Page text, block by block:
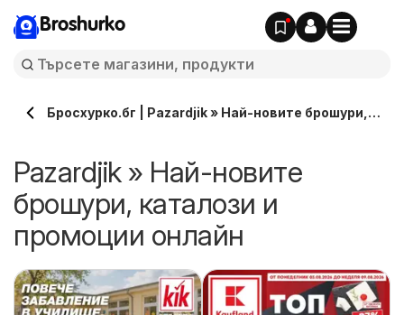
Broshurko
Бросхурко.бг | Pazardjik » Най-новите брошури,
Pazardjik » Най-новите
брошури, каталози и
промоции онлайн